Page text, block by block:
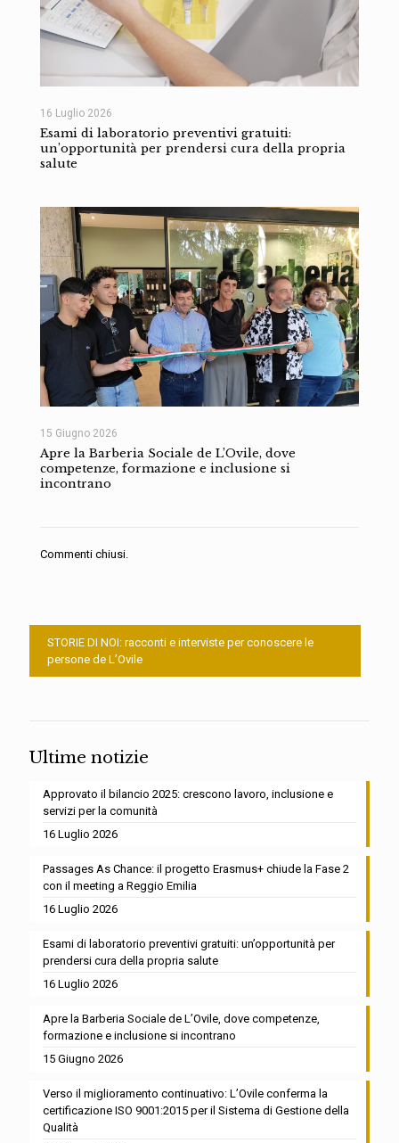
16 Luglio 2026
Esami di laboratorio preventivi gratuiti:
un’opportunità per prendersi cura della propria
salute
15 Giugno 2026
Apre la Barberia Sociale de L’Ovile, dove
competenze, formazione e inclusione si
incontrano
Commenti chiusi.
STORIE DI NOI: racconti e interviste per conoscere le
persone de L’Ovile
Ultime notizie
Approvato il bilancio 2025: crescono lavoro, inclusione e
servizi per la comunità
16 Luglio 2026
Passages As Chance: il progetto Erasmus+ chiude la Fase 2
con il meeting a Reggio Emilia
16 Luglio 2026
Esami di laboratorio preventivi gratuiti: un’opportunità per
prendersi cura della propria salute
16 Luglio 2026
Apre la Barberia Sociale de L’Ovile, dove competenze,
formazione e inclusione si incontrano
15 Giugno 2026
Verso il miglioramento continuativo: L’Ovile conferma la
certificazione ISO 9001:2015 per il Sistema di Gestione della
Qualità